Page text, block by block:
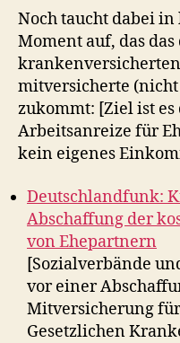
Noch taucht dabei
Moment auf, das
mitversicherte
zukommt: [Ziel ist es
Arbeitsanreize für
kein eigenes
Deutschlandfunk:
Abschaffung der
von Ehepartnern
[Sozialverbände
vor einer
Mitversicherung
Gesetzlichen